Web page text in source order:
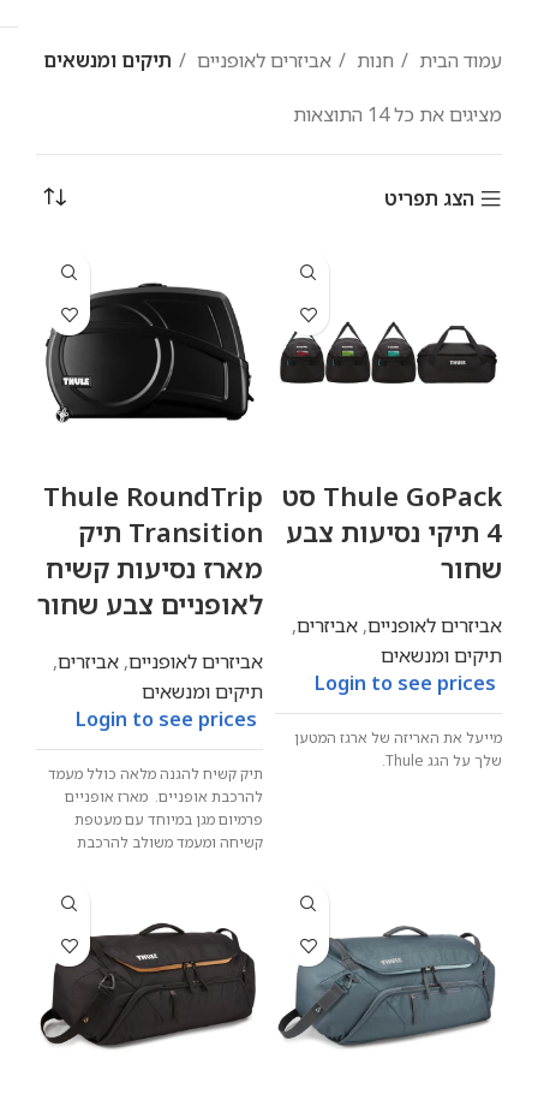
עמוד הבית חנות אביזרים לאופניים תיקים ומנשאים
מציגים את כל ⁦14⁩ התוצאות
הצג תפריט
Thule GoPack סט
4 תיקי נסיעות צבע
שחור
אביזרים לאופניים, אביזרים,
תיקים ומנשאים
Login to see prices
מייעל את האריזה של ארגז המטען
שלך על הגג Thule.
Thule RoundTrip
Transition תיק
מארז נסיעות קשיח
לאופניים צבע שחור
אביזרים לאופניים, אביזרים,
תיקים ומנשאים
Login to see prices
תיק קשיח להגנה מלאה כולל מעמד
להרכבת אופניים. מארז אופניים
פרמיום מגן במיוחד עם מעטפת
קשיחה ומעמד משולב להרכבת